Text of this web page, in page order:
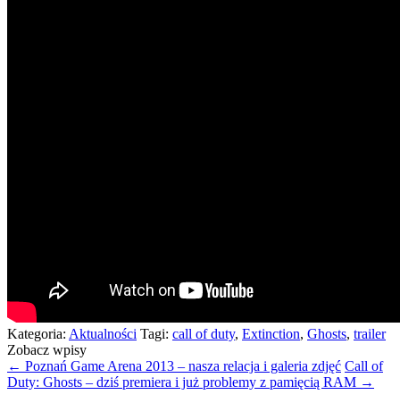
Kategoria: Aktualności Tagi: call of duty, Extinction, Ghosts, trailer
Zobacz wpisy
← Poznań Game Arena 2013 – nasza relacja i galeria zdjęć Call of
Duty: Ghosts – dziś premiera i już problemy z pamięcią RAM →